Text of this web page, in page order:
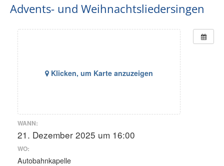
Advents- und Weihnachtsliedersingen
Klicken, um Karte anzuzeigen
WANN:
21. Dezember 2025 um 16:00
WO:
Autobahnkapelle